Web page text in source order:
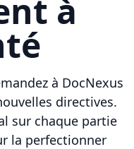
à
à DocNexus
directives.
sur chaque partie
la perfectionner